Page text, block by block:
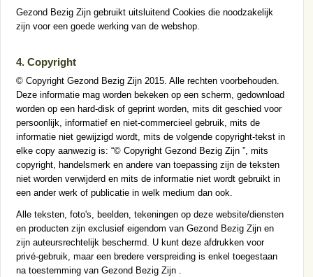
Gezond Bezig Zijn gebruikt uitsluitend Cookies die noodzakelijk
zijn voor een goede werking van de webshop.
4. Copyright
© Copyright Gezond Bezig Zijn 2015. Alle rechten voorbehouden.
Deze informatie mag worden bekeken op een scherm, gedownload
worden op een hard-disk of geprint worden, mits dit geschied voor
persoonlijk, informatief en niet-commercieel gebruik, mits de
informatie niet gewijzigd wordt, mits de volgende copyright-tekst in
elke copy aanwezig is: “© Copyright Gezond Bezig Zijn ”, mits
copyright, handelsmerk en andere van toepassing zijn de teksten
niet worden verwijderd en mits de informatie niet wordt gebruikt in
een ander werk of publicatie in welk medium dan ook.
Alle teksten, foto's, beelden, tekeningen op deze website/diensten
en producten zijn exclusief eigendom van Gezond Bezig Zijn en
zijn auteursrechtelijk beschermd. U kunt deze afdrukken voor
privé-gebruik, maar een bredere verspreiding is enkel toegestaan
na toestemming van Gezond Bezig Zijn .